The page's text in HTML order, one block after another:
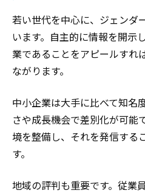
若い世代を中心に、ジェンダ
います。自主的に情報を開示
業であることをアピールすれ
ながります。
中小企業は大手に比べて知名
さや成長機会で差別化が可能
境を整備し、それを発信する
す。
地域の評判も重要です。従業